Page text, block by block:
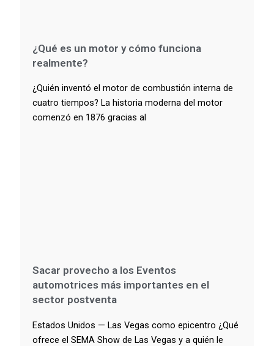
¿Qué es un motor y cómo funciona
realmente?
¿Quién inventó el motor de combustión interna de
cuatro tiempos? La historia moderna del motor
comenzó en 1876 gracias al
Sacar provecho a los Eventos
automotrices más importantes en el
sector postventa
Estados Unidos — Las Vegas como epicentro ¿Qué
ofrece el SEMA Show de Las Vegas y a quién le